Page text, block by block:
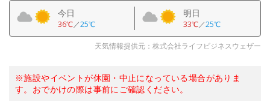
今日
36℃／25℃
明日
33℃／25℃
天気情報提供元：株式会社ライフビジネスウェザー
※施設やイベントが休園・中止になっている場合がありま
す。おでかけの際は事前にご確認ください。